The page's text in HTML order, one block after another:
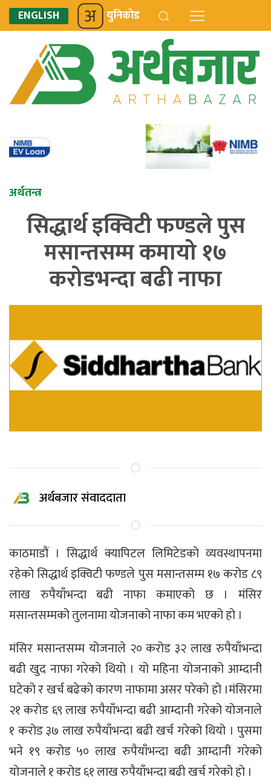
ENGLISH युनिकोड
अर्थतन्त्र
सिद्धार्थ इक्विटी फण्डले पुस
मसान्तसम्म कमायो १७
करोडभन्दा बढी नाफा
अर्थबजार संवाददाता
काठमाडौं । सिद्धार्थ क्यापिटल लिमिटेडको व्यवस्थापनमा
रहेको सिद्धार्थ इक्विटी फण्डले पुस मसान्तसम्म १७ करोड ८९
लाख रुपैयाँभन्दा बढी नाफा कमाएको छ । मंसिर
मसान्तसम्मको तुलनामा योजनाको नाफा कम भएको हो ।
मंसिर मसान्तसम्म योजनाले २० करोड ३२ लाख रुपैयाँभन्दा
बढी खुद नाफा गरेको थियो । यो महिना योजनाको आम्दानी
घटेको र खर्च बढेको कारण नाफामा असर परेको हो ।मंसिरमा
२१ करोड ६९ लाख रुपैयाँभन्दा बढी आम्दानी गरेको योजनाले
१ करोड ३७ लाख रुपैयाँभन्दा बढी खर्च गरेको थियो । पुसमा
भने १९ करोड ५० लाख रुपैयाँभन्दा बढी आम्दानी गरेको
योजनाले १ करोड ६१ लाख रुपैयाँभन्दा बढी खर्च गरेको हो ।